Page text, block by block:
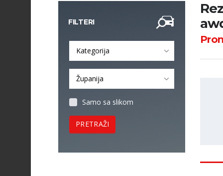
FILTERI
Kategorija
Županija
Samo sa slikom
PRETRAŽI